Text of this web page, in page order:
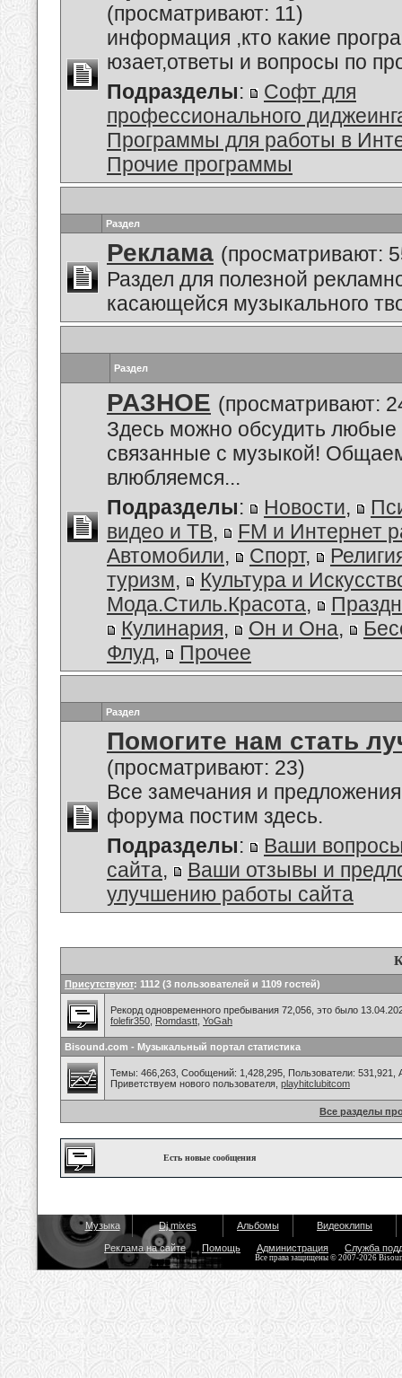
(просматривают: 11)
информация ,кто какие
юзает,ответы и вопросы по
Подразделы:
Софт для
профессионального
Программы для работы в
Прочие программы
Раздел
Реклама (просматривают:
Раздел для полезной
касающейся музыкального
Раздел
РАЗНОЕ (просматривают:
Здесь можно обсудить
связанные с музыкой!
влюбляемся...
Подразделы: Новости,
видео и ТВ,
FM и Интернет
Автомобили, Спорт,
туризм,
Культура и
Мода.Стиль.Красота,
Кулинария, Он и Она,
Флуд, Прочее
Раздел
Помогите нам стать
(просматривают: 23)
Все замечания и
форума постим здесь.
Подразделы:
Ваши
сайта,
Ваши отзывы и
улучшению работы сайта
Присутствуют: 1112 (3 пользователей и 1109 гостей)
Рекорд одновременного пребывания 72,056, это было
folefir350 Romdastt YoGah
Bisound.com - Музыкальный портал статистика
Темы: 466,263, Сообщений: 1,428,295, Пользователи: 531,921,
Приветствуем нового пользователя, playhitclubitcom
Все разделы
Есть новые сообщения
Музыка Dj mixes Альбомы Видеоклипы
Реклама на сайте Помощь Администрация Служба
Все права защищены © 2007-2026